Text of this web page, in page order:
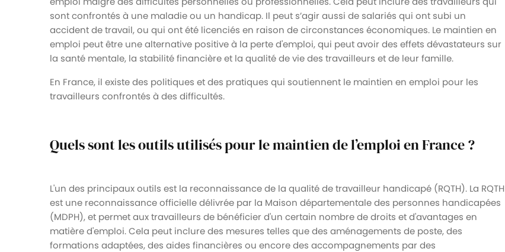
sont confrontés à une maladie ou un handicap. Il peut s’agir aussi de salariés qui ont subi un
accident de travail, ou qui ont été licenciés en raison de circonstances économiques. Le maintien en
emploi peut être une alternative positive à la perte d'emploi, qui peut avoir des effets dévastateurs sur
la santé mentale, la stabilité financière et la qualité de vie des travailleurs et de leur famille.
En France, il existe des politiques et des pratiques qui soutiennent le maintien en emploi pour les
travailleurs confrontés à des difficultés.
Quels sont les outils utilisés pour le maintien de l’emploi en France ?
L'un des principaux outils est la reconnaissance de la qualité de travailleur handicapé (RQTH). La RQTH
est une reconnaissance officielle délivrée par la Maison départementale des personnes handicapées
(MDPH), et permet aux travailleurs de bénéficier d'un certain nombre de droits et d'avantages en
matière d'emploi. Cela peut inclure des mesures telles que des aménagements de poste, des
formations adaptées, des aides financières ou encore des accompagnements par des